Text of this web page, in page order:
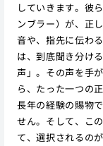
していきます。彼
ンブラー）が、正
音や、指先に伝わ
は、到底聞き分け
声」。その声を手
ら、たった一つの
長年の経験の賜物
せん。そして、こ
て、選択されるの